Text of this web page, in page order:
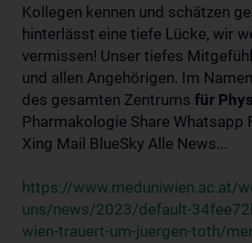
Kollegen kennen und schätzen
hinterlässt eine tiefe Lücke, wir
vermissen! Unser tiefes
und allen Angehörigen. Im
des gesamten Zentrums für
Pharmakologie Share Whatsapp
Xing Mail BlueSky Alle News...
https://www.meduniwien.ac.at/
uns/news/2023/default-
wien-trauert-um-juergen-toth/